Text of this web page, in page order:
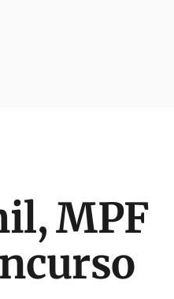
MPF